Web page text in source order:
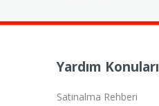
Yardım Konuları
Satınalma Rehberi